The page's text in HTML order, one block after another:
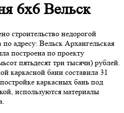
6х6 Вельск
строительство недорогой
адресу: Вельск Архангельская
построена по проекту
пятьдесят три тысячи) рублей.
каркасной бани составила 31
каркасных бань под
используются материалы